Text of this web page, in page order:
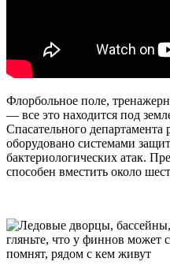
Флорбольное поле,
— все это находится под
Спасательного департамента
оборудовано системами
бактериологических атак.
способен вместить около